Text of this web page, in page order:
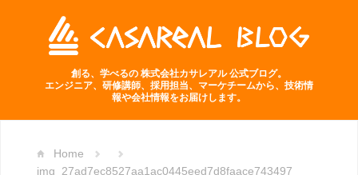
創る、学べるの 株式会社カサレアル 公式ブログ。
エンジニア、研修講師、採用担当、マーケチームから、技術情
報や会社情報をお届けします。
Home
img_27ad7ec8527aa1ac0445eed7d8faace743497